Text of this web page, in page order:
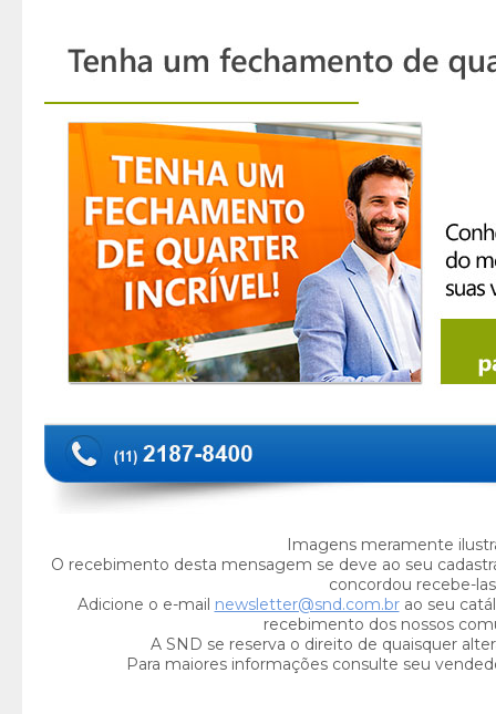
Imagens meramente
O recebimento desta mensagem se deve ao seu
concordou recebe-
Adicione o e-mail newsletter@snd.com.brao seu
recebimento dos nossos
A SND se reserva o direito de quaisquer
Para maiores informações consulte seu